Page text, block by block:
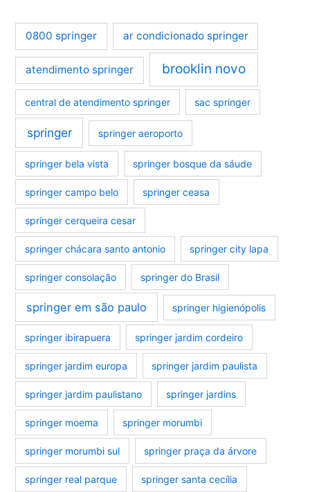
0800 springer ar condicionado springer
atendimento springer brooklin novo
central de atendimento springer sac springer
springer springer aeroporto
springer bela vista springer bosque da sáude
springer campo belo springer ceasa
springer cerqueira cesar
springer chácara santo antonio springer city lapa
springer consolação springer do Brasil
springer em são paulo springer higienópolis
springer ibirapuera springer jardim cordeiro
springer jardim europa springer jardim paulista
springer jardim paulistano springer jardins
springer moema springer morumbi
springer morumbi sul springer praça da árvore
springer real parque springer santa cecília